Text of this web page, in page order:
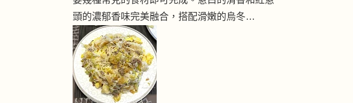
頭的濃郁香味完美融合，搭配滑嫩的烏冬…